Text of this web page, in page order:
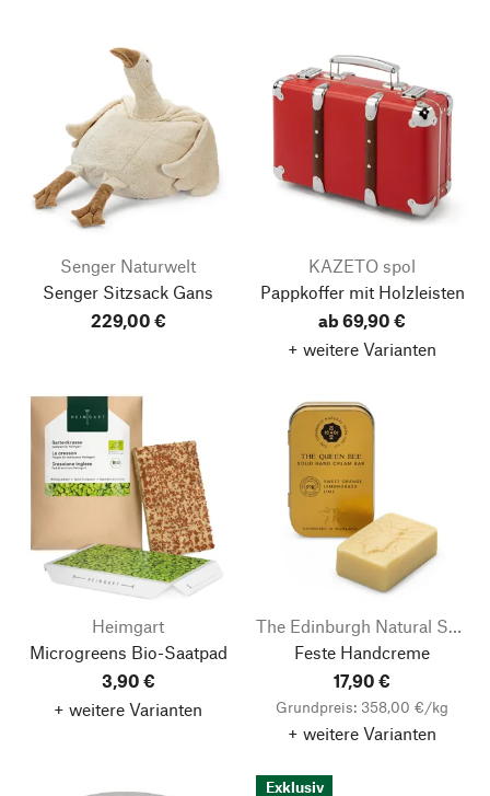
Senger Naturwelt
Senger Sitzsack Gans
229,00 €
KAZETO spol
Pappkoffer mit Holzleisten
ab 69,90 €
+ weitere Varianten
Heimgart
Microgreens Bio-Saatpad
3,90 €
+ weitere Varianten
The Edinburgh Natural Skincare Company
Feste Handcreme
17,90 €
Grundpreis: 358,00 €/kg
+ weitere Varianten
Exklusiv
Nach oben